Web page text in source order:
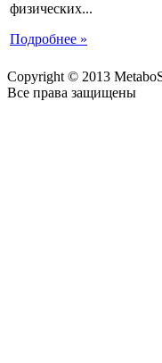
физических...
Подробнее »
Copyright © 2013
Все права защищены